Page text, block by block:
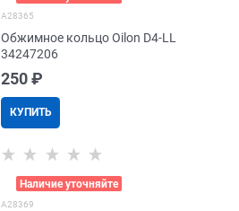
A28365
Обжимное кольцо Oilon D4-LL
34247206
250 ₽
КУПИТЬ
Наличие уточняйте
A28369